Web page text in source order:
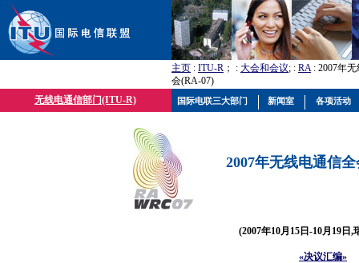
主页 : ITU-R ； : 大会和会议; : RA: 2007年
会(RA-07)
无线电通信部门(ITU-R)
2007年无线电通信
(2007年10月15日-10月19日,
«决议汇编»
国际电联三大部门 新闻室 各项活动